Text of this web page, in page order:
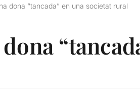
dona “tancada” en una societat rural